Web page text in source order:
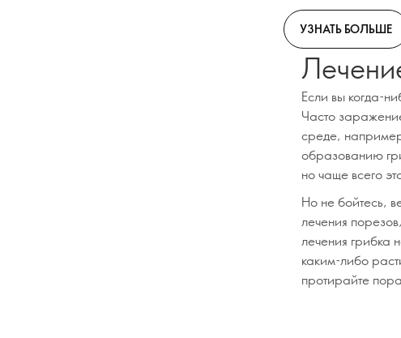
УЗНАТЬ БОЛЬШЕ
Если вы когда-
Часто
среде,
образованию
но чаще всего
Но не бойтесь,
лечения
лечения грибка
каким-либо
протирайте